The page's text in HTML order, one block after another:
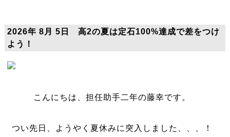
2026年 8月 5日 高2の夏は定石100%達成で差をつけ
よう！
こんにちは、担任助手二年の藤幸です。
つい先日、ようやく夏休みに突入しました、、、！